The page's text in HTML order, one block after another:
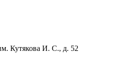
Кутякова И. С., д. 52